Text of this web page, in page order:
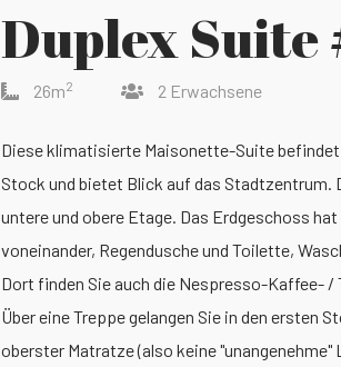
Duplex Suite
26m2 2 Erwachsene
Diese klimatisierte Maisonette-Suite befindet
Stock und bietet Blick auf das Stadtzentrum.
untere und obere Etage. Das Erdgeschoss
voneinander, Regendusche und Toilette,
Dort finden Sie auch die Nespresso-Kaffee- /
Über eine Treppe gelangen Sie in den ersten
oberster Matratze (also keine